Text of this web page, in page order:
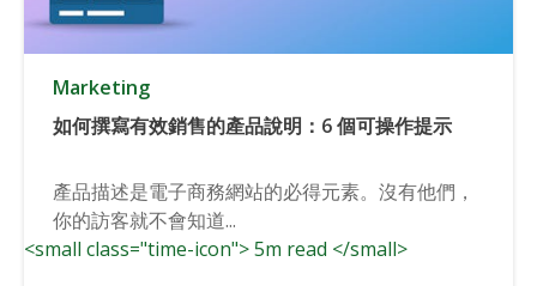
Marketing
如何撰寫有效銷售的產品說明：6 個可操作提示
產品描述是電子商務網站的必得元素。沒有他們，
你的訪客就不會知道...
<small class="time-icon"> 5m read </small>